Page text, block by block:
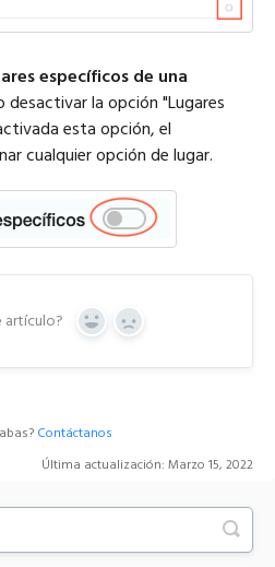
específicos de una
desactivar la opción "Lugares
esta opción, el
cualquier opción de lugar.
artículo?
Y
s
N
Contáctanos
Última actualización: Marzo 15, 2022